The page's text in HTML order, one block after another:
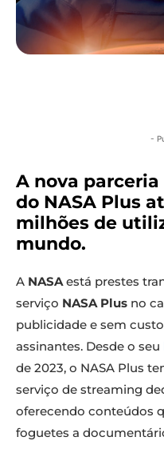
-
A nova
do NASA Plus
milhões de
mundo.
A NASAestá prestes
serviço NASA Plus no
publicidade e sem
assinantes. Desde o seu
de 2023, o NASA Plus
serviço de streaming
oferecendo conteúdos
foguetes a